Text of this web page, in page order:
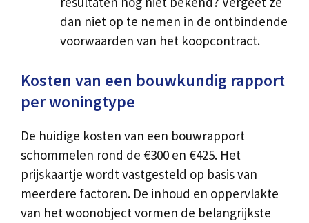
dan niet op te nemen in de ontbindende
voorwaarden van het koopcontract.
Kosten van een bouwkundig rapport
per woningtype
De huidige kosten van een bouwrapport
schommelen rond de €300 en €425. Het
prijskaartje wordt vastgesteld op basis van
meerdere factoren. De inhoud en oppervlakte
van het woonobject vormen de belangrijkste